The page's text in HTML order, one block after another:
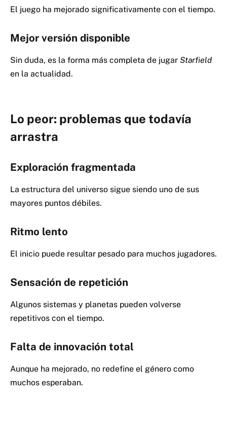
El juego ha mejorado significativamente con el tiempo.
Mejor versión disponible
Sin duda, es la forma más completa de jugar Starfield
en la actualidad.
Lo peor: problemas que todavía
arrastra
Exploración fragmentada
La estructura del universo sigue siendo uno de sus
mayores puntos débiles.
Ritmo lento
El inicio puede resultar pesado para muchos jugadores.
Sensación de repetición
Algunos sistemas y planetas pueden volverse
repetitivos con el tiempo.
Falta de innovación total
Aunque ha mejorado, no redefine el género como
muchos esperaban.